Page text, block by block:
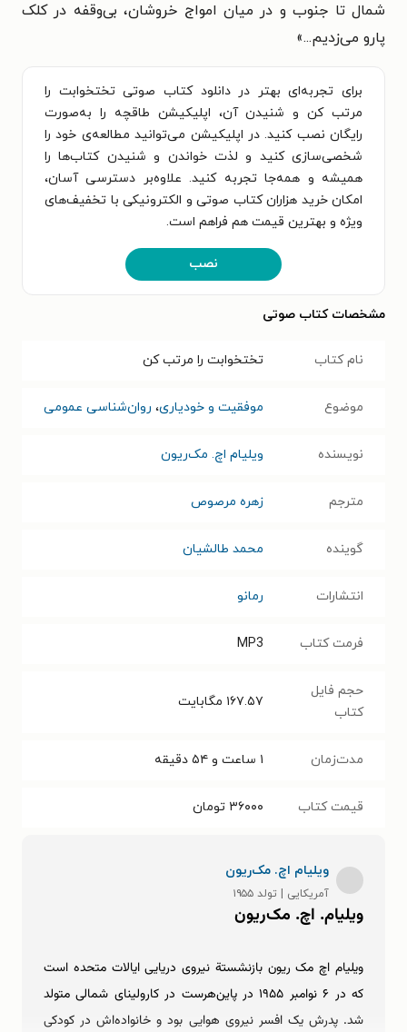
شمال تا جنوب و در میان امواج خروشان، بی‌وقفه در کلک
پارو می‌زدیم...»
برای تجربه‌ای بهتر در دانلود کتاب صوتی تختخوابت را
مرتب کن و شنیدن آن، اپلیکیشن طاقچه را به‌صورت
رایگان نصب کنید. در اپلیکیشن می‌توانید مطالعه‌ی خود را
شخصی‌سازی کنید و لذت خواندن و شنیدن کتاب‌ها را
همیشه و همه‌جا تجربه کنید. علاوه‌بر دسترسی آسان،
امکان خرید هزاران کتاب صوتی و الکترونیکی با تخفیف‌های
ویژه و بهترین قیمت هم فراهم است.
نصب
مشخصات کتاب صوتی
نام کتاب تختخوابت را مرتب کن
موضوع موفقیت و خودیاری، روان‌شناسی عمومی
نویسنده ویلیام اچ. مک‌ریون
مترجم زهره مرصوص
گوینده محمد طالشیان
انتشارات رمانو
فرمت کتاب MP3
حجم فایل
کتاب
۱۶۷.۵۷ مگابایت
مدت‌زمان ۱ ساعت و ۵۴ دقیقه
قیمت کتاب ۳۶۰۰۰ تومان
ویلیام اچ. مک‌ریون
آمریکایی | تولد ۱۹۵۵
ویلیام. اچ. مک‌ریون
ویلیام اچ مک ریون بازنشستة نیروی دریایی ایالات متحده است
که در ۶ نوامبر ۱۹۵۵ در پاین‌هرست در کارولینای شمالی متولد
شد. پدرش یک افسر نیروی هوایی بود و خانواده‌اش در کودکی